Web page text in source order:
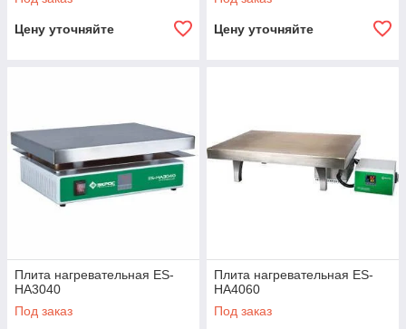
Цену уточняйте Цену уточняйте
Плита нагревательная ES-
HA3040
Под заказ
Плита нагревательная ES-
HA4060
Под заказ